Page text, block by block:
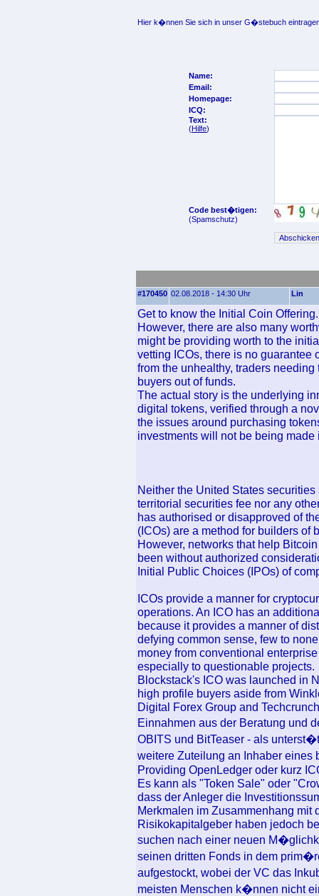
Hier k�nnen Sie sich in unser G�stebuch
Name:
Email:
Homepage:
ICQ:
Text:
(Hilfe)
Code best�tigen:
(Spamschutz)
#170450 02.08.2018 - 14:30 Uhr Lin
Get to know the Initial Coin Offering.
However, there are also many
might be providing worth to the
vetting ICOs, there is no guarantee
from the unhealthy, traders
buyers out of funds.
The actual story is the underlying
digital tokens, verified through a
the issues around purchasing
investments will not be being
Neither the United States
territorial securities fee nor any
has authorised or disapproved of
(ICOs) are a method for builders of
However, networks that help
been without authorized
Initial Public Choices (IPOs) of
ICOs provide a manner for
operations. An ICO has an
because it provides a manner of
defying common sense, few to
money from conventional
especially to questionable projects.
Blockstack's ICO was launched in
high profile buyers aside from
Digital Forex Group and
Einnahmen aus der Beratung und
OBITS und BitTeaser - als
weitere Zuteilung an Inhaber
Providing OpenLedger oder kurz
Es kann als "Token Sale" oder
dass der Anleger die
Merkmalen im Zusammenhang mit
Risikokapitalgeber haben jedoch
suchen nach einer neuen
seinen dritten Fonds in dem
aufgestockt, wobei der VC das
meisten Menschen k�nnen nicht